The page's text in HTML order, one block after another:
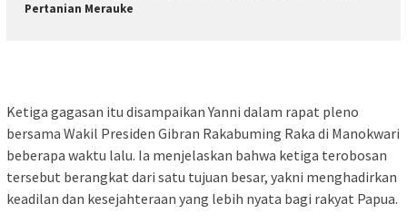
Pertanian Merauke
Ketiga gagasan itu disampaikan Yanni dalam rapat pleno
bersama Wakil Presiden Gibran Rakabuming Raka di Manokwari
beberapa waktu lalu. Ia menjelaskan bahwa ketiga terobosan
tersebut berangkat dari satu tujuan besar, yakni menghadirkan
keadilan dan kesejahteraan yang lebih nyata bagi rakyat Papua.